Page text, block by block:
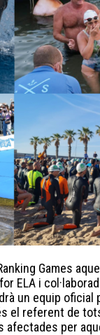
Games
ELA i
un equip
el referent de
afectades per